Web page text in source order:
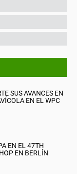
SUS AVANCES EN
EN EL WPC
EN EL 47TH
EN BERLÍN